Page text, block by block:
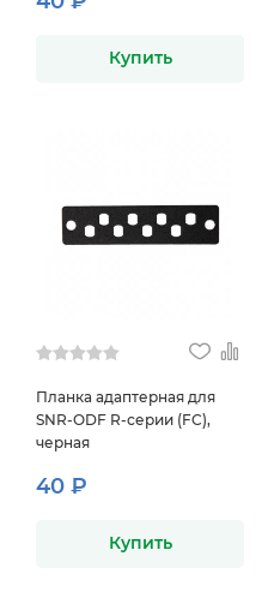
Купить
Планка адаптерная для
SNR-ODF R-серии (FC),
черная
40 ₽
Купить